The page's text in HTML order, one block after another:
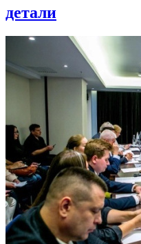
детали